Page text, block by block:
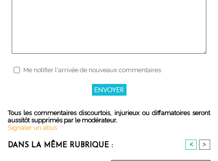
Me notifier l'arrivée de nouveaux commentaires
Tous les commentaires discourtois, injurieux ou diffamatoires seront
aussitôt supprimés par le modérateur.
Signaler un abus
DANS LA MÊME RUBRIQUE : < >